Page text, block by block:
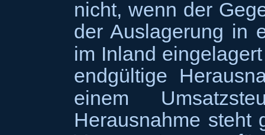
nicht, wenn der
der Auslagerung in
im Inland
endgültige
einem
Herausnahme steht